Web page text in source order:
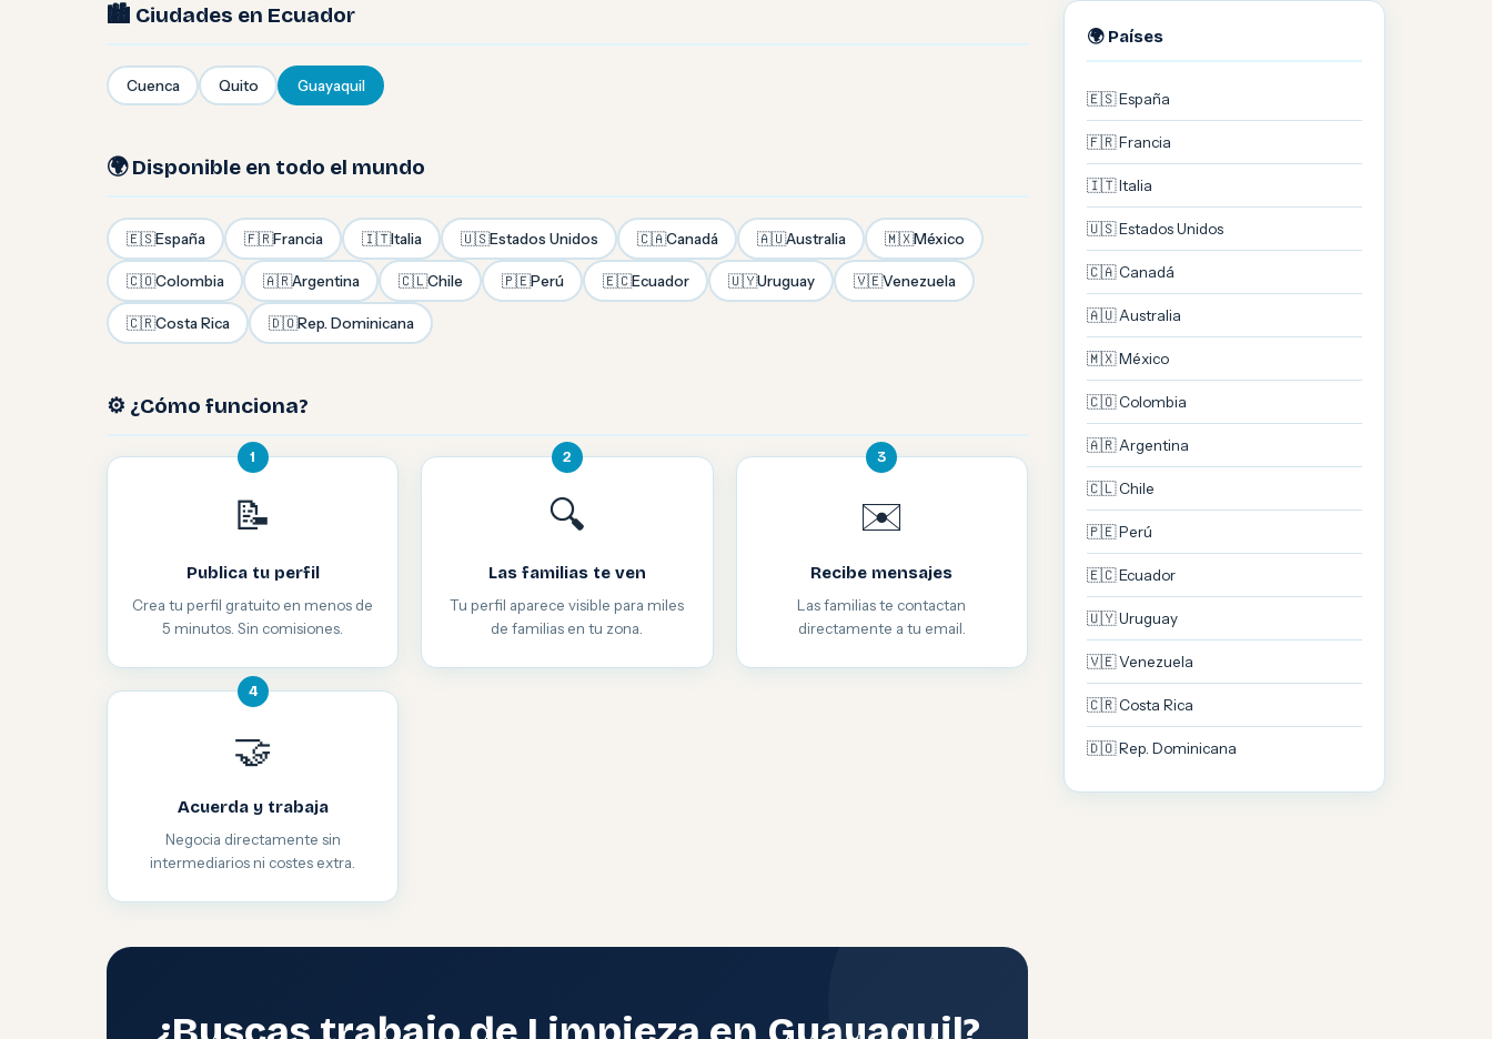
🏙️ Ciudades en Ecuador
Cuenca Quito Guayaquil
🌍 Disponible en todo el mundo
🇪🇸España 🇫🇷Francia 🇮🇹Italia 🇺🇸Estados Unidos 🇨🇦Canadá 🇦🇺Australia 🇲🇽México
🇨🇴Colombia 🇦🇷Argentina 🇨🇱Chile 🇵🇪Perú 🇪🇨Ecuador 🇺🇾Uruguay 🇻🇪Venezuela
🇨🇷Costa Rica 🇩🇴Rep. Dominicana
⚙️ ¿Cómo funciona?
1
📝
Publica tu perfil
Crea tu perfil gratuito en menos de
5 minutos. Sin comisiones.
2
🔍
Las familias te ven
Tu perfil aparece visible para miles
de familias en tu zona.
3
✉️
Recibe mensajes
Las familias te contactan
directamente a tu email.
4
🤝
Acuerda y trabaja
Negocia directamente sin
intermediarios ni costes extra.
🌍 Países
🇪🇸 España
🇫🇷 Francia
🇮🇹 Italia
🇺🇸 Estados Unidos
🇨🇦 Canadá
🇦🇺 Australia
🇲🇽 México
🇨🇴 Colombia
🇦🇷 Argentina
🇨🇱 Chile
🇵🇪 Perú
🇪🇨 Ecuador
🇺🇾 Uruguay
🇻🇪 Venezuela
🇨🇷 Costa Rica
🇩🇴 Rep. Dominicana